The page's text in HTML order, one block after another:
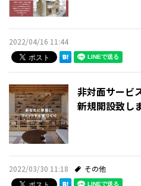
2022/04/16 11:44
非対面サービ
新規開設致し
2022/03/30 11:18 その他